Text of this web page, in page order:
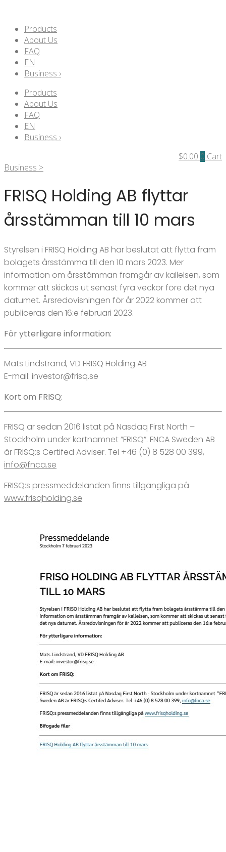
Products
About Us
FAQ
EN
Business ›
Products
About Us
FAQ
EN
Business ›
$0.00 0 Cart
Business >
FRISQ Holding AB flyttar
årsstämman till 10 mars
Styrelsen i FRISQ Holding AB har beslutat att flytta fram
bolagets årsstämma till den 10 mars 2023. Mer
information om årsstämman framgår av kallelsen, som
kommer att skickas ut senast fyra veckor före det nya
datumet. Årsredovisningen för år 2022 kommer att
publiceras den 16:e februari 2023.
För ytterligare information:
Mats Lindstrand, VD FRISQ Holding AB
E-mail: investor@frisq.se
Kort om FRISQ:
FRISQ är sedan 2016 listat på Nasdaq First North –
Stockholm under kortnamnet ”FRISQ”. FNCA Sweden AB
är FRISQ:s Certifed Adviser. Tel +46 (0) 8 528 00 399,
info@fnca.se
FRISQ:s pressmeddelanden finns tillgängliga på
www.frisqholding.se